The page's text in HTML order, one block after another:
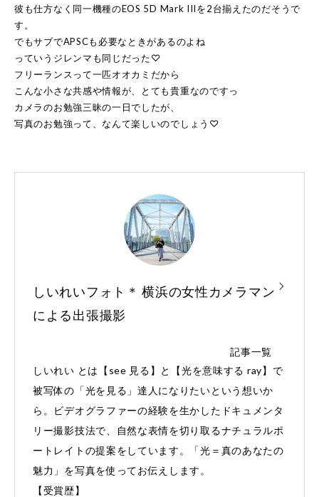
彼も仕方なく同一機種のEOS 5D Mark IIIを2台揃えたのだそうで
す。
でもサブでAPSCも必要なときがあるのよね
っていうジレンマも同じだった♡
フリーランスって一匹オオカミだから
こんな小さな共感や情報が、とても貴重なのですっ
カメラのお勉強三昧の一日でしたが、
写真のお勉強って、なんて楽しいのでしょう♡
しいれいフォト＊ 横浜の女性カメラマン
による出張撮影
記事一覧
しいれい とは【see 見る】と【光を意味する ray】で
被写体の「光を見る」達人になりたいという想いか
ら。ビデオグラファーの経験を生かしたドキュメンタ
リー撮影技法で、自然な表情を切り取るナチュラルポ
ートレイトの提案をしています。「光＝真のあなたの
魅力」を写真を使ってお伝えします。
【受賞歴】